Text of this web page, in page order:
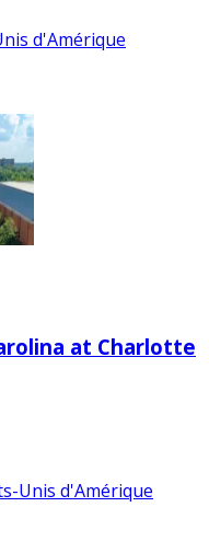
d'Amérique
at Charlotte
Unis d'Amérique